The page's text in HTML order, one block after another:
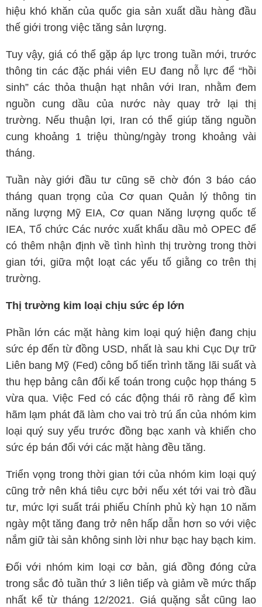
hiệu khó khăn của quốc gia sản xuất dầu hàng đầu
thế giới trong việc tăng sản lượng.
Tuy vậy, giá có thể gặp áp lực trong tuần mới, trước
thông tin các đặc phái viên EU đang nỗ lực để “hồi
sinh” các thỏa thuận hạt nhân với Iran, nhằm đem
nguồn cung dầu của nước này quay trở lại thị
trường. Nếu thuận lợi, Iran có thể giúp tăng nguồn
cung khoảng 1 triệu thùng/ngày trong khoảng vài
tháng.
Tuần này giới đầu tư cũng sẽ chờ đón 3 báo cáo
tháng quan trọng của Cơ quan Quản lý thông tin
năng lượng Mỹ EIA, Cơ quan Năng lượng quốc tế
IEA, Tổ chức Các nước xuất khẩu dầu mỏ OPEC để
có thêm nhận định về tình hình thị trường trong thời
gian tới, giữa một loạt các yếu tố giằng co trên thị
trường.
Thị trường kim loại chịu sức ép lớn
Phần lớn các mặt hàng kim loại quý hiện đang chịu
sức ép đến từ đồng USD, nhất là sau khi Cục Dự trữ
Liên bang Mỹ (Fed) công bố tiến trình tăng lãi suất và
thu hẹp bảng cân đối kế toán trong cuộc họp tháng 5
vừa qua. Việc Fed có các động thái rõ ràng để kìm
hãm lạm phát đã làm cho vai trò trú ẩn của nhóm kim
loại quý suy yếu trước đồng bạc xanh và khiến cho
sức ép bán đối với các mặt hàng đều tăng.
Triển vọng trong thời gian tới của nhóm kim loại quý
cũng trở nên khá tiêu cực bởi nếu xét tới vai trò đầu
tư, mức lợi suất trái phiếu Chính phủ kỳ hạn 10 năm
ngày một tăng đang trở nên hấp dẫn hơn so với việc
nắm giữ tài sản không sinh lời như bạc hay bạch kim.
Đối với nhóm kim loại cơ bản, giá đồng đóng cửa
trong sắc đỏ tuần thứ 3 liên tiếp và giảm về mức thấp
nhất kể từ tháng 12/2021. Giá quặng sắt cũng lao